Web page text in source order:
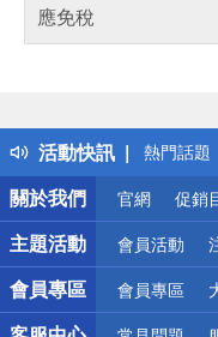
應免稅
活動快訊
得獎公告
熱門話題
銀行優惠
偏遠地區
詐騙網頁
關於我們
官網 促銷
主題活動 會員活動
會員專區 會員專區